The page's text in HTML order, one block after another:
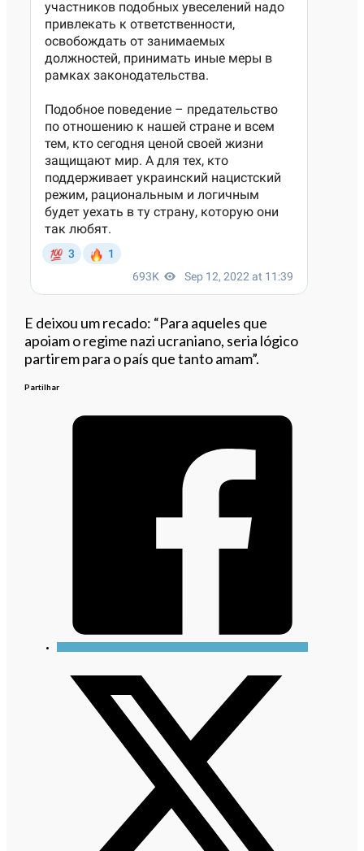
E deixou um recado: “Para aqueles que
apoiam o regime nazi ucraniano, seria lógico
partirem para o país que tanto amam”.
Partilhar